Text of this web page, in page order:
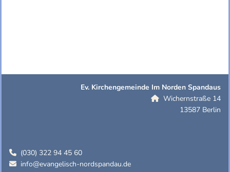
Ev. Kirchengemeinde Im Norden Spandaus
 Wichernstraße 14
13587 Berlin
 (030) 322 94 45 60
 info@evangelisch-nordspandau.de